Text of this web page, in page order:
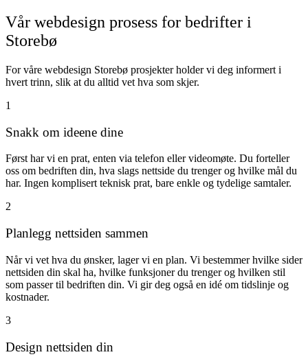
Vår webdesign prosess for bedrifter i
Storebø
For våre webdesign Storebø prosjekter holder vi deg informert i
hvert trinn, slik at du alltid vet hva som skjer.
1
Snakk om ideene dine
Først har vi en prat, enten via telefon eller videomøte. Du forteller
oss om bedriften din, hva slags nettside du trenger og hvilke mål du
har. Ingen komplisert teknisk prat, bare enkle og tydelige samtaler.
2
Planlegg nettsiden sammen​
Når vi vet hva du ønsker, lager vi en plan. Vi bestemmer hvilke sider
nettsiden din skal ha, hvilke funksjoner du trenger og hvilken stil
som passer til bedriften din. Vi gir deg også en idé om tidslinje og
kostnader.
3
Design nettsiden din